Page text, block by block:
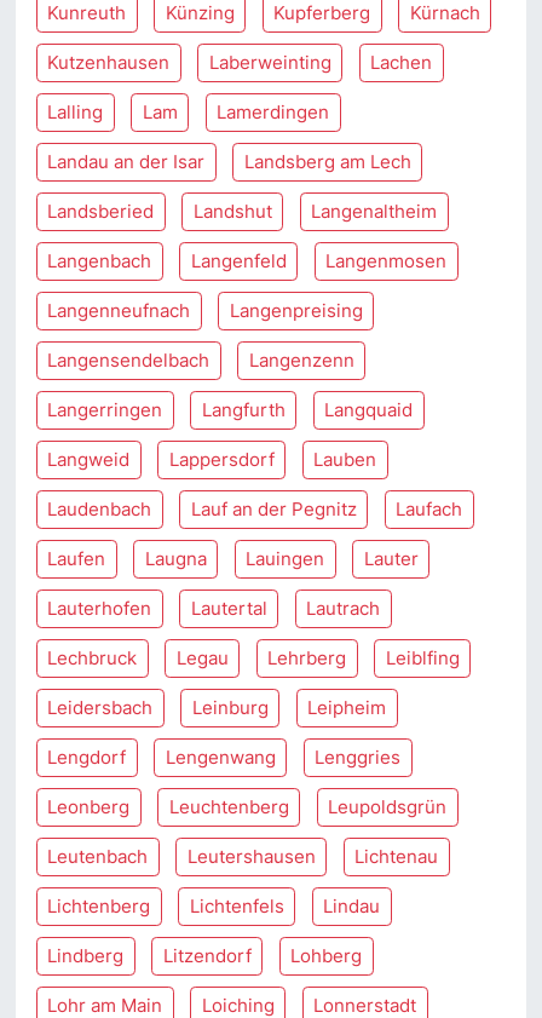
Kunreuth Künzing Kupferberg Kürnach
Kutzenhausen Laberweinting Lachen
Lalling Lam Lamerdingen
Landau an der Isar Landsberg am Lech
Landsberied Landshut Langenaltheim
Langenbach Langenfeld Langenmosen
Langenneufnach Langenpreising
Langensendelbach Langenzenn
Langerringen Langfurth Langquaid
Langweid Lappersdorf Lauben
Laudenbach Lauf an der Pegnitz Laufach
Laufen Laugna Lauingen Lauter
Lauterhofen Lautertal Lautrach
Lechbruck Legau Lehrberg Leiblfing
Leidersbach Leinburg Leipheim
Lengdorf Lengenwang Lenggries
Leonberg Leuchtenberg Leupoldsgrün
Leutenbach Leutershausen Lichtenau
Lichtenberg Lichtenfels Lindau
Lindberg Litzendorf Lohberg
Lohr am Main Loiching Lonnerstadt